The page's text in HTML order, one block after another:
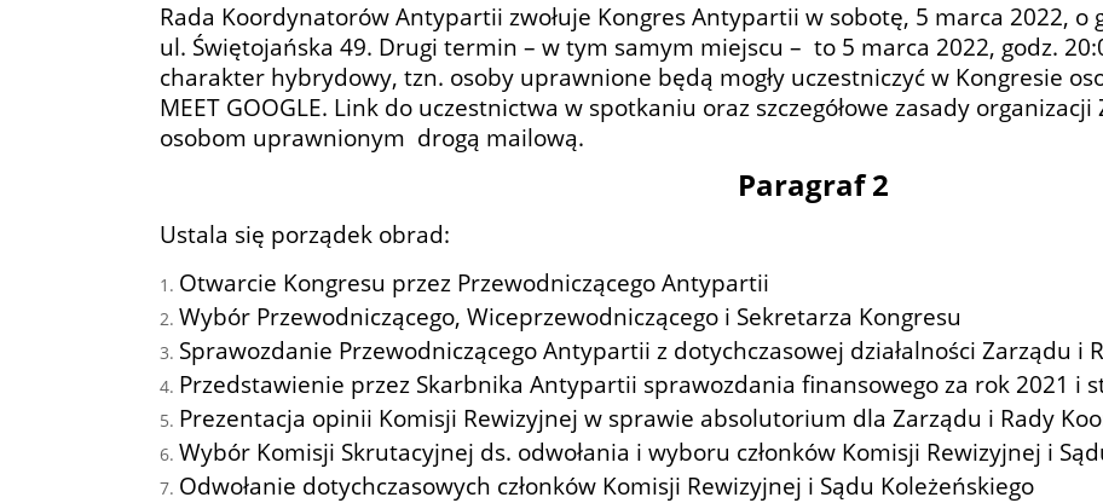
Rada Koordynatorów Antypartii zwołuje Kongres Antypartii w sobotę, 5 marca 2022, o
ul. Świętojańska 49. Drugi termin – w tym samym miejscu – to 5 marca 2022, godz.
charakter hybrydowy, tzn. osoby uprawnione będą mogły uczestniczyć w Kongresie
MEET GOOGLE. Link do uczestnictwa w spotkaniu oraz szczegółowe zasady
osobom uprawnionym drogą mailową.
Paragraf 2
Ustala się porządek obrad:
Otwarcie Kongresu przez Przewodniczącego Antypartii
Wybór Przewodniczącego, Wiceprzewodniczącego i Sekretarza Kongresu
Sprawozdanie Przewodniczącego Antypartii z dotychczasowej działalności Zarządu i
Przedstawienie przez Skarbnika Antypartii sprawozdania finansowego za rok 2021 i
Prezentacja opinii Komisji Rewizyjnej w sprawie absolutorium dla Zarządu i Rady
Wybór Komisji Skrutacyjnej ds. odwołania i wyboru członków Komisji Rewizyjnej i
Odwołanie dotychczasowych członków Komisji Rewizyjnej i Sądu Koleżeńskiego